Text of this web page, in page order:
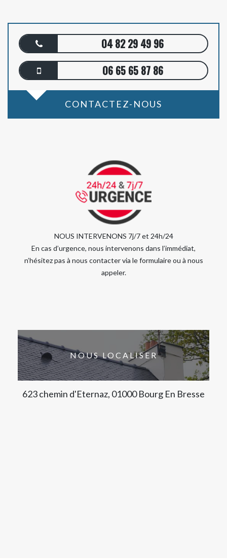
04 82 29 49 96
06 65 65 87 86
CONTACTEZ-NOUS
NOUS INTERVENONS 7j/7 et 24h/24
En cas d’urgence, nous intervenons dans l’immédiat,
n’hésitez pas à nous contacter via le formulaire ou à nous
appeler.
NOUS LOCALISER
623 chemin d'Eternaz, 01000 Bourg En Bresse